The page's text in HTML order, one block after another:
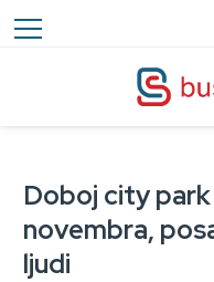
Doboj city
novembra,
ljudi